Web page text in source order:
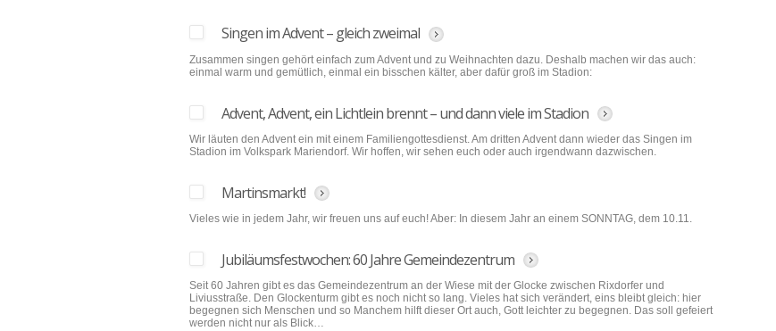
Singen im Advent – gleich zweimal
Zusammen singen gehört einfach zum Advent und zu Weihnachten dazu. Deshalb machen wir das auch:
einmal warm und gemütlich, einmal ein bisschen kälter, aber dafür groß im Stadion:
Advent, Advent, ein Lichtlein brennt – und dann viele im Stadion
Wir läuten den Advent ein mit einem Familiengottesdienst. Am dritten Advent dann wieder das Singen im
Stadion im Volkspark Mariendorf. Wir hoffen, wir sehen euch oder auch irgendwann dazwischen.
Martinsmarkt!
Vieles wie in jedem Jahr, wir freuen uns auf euch! Aber: In diesem Jahr an einem SONNTAG, dem 10.11.
Jubiläumsfestwochen: 60 Jahre Gemeindezentrum
Seit 60 Jahren gibt es das Gemeindezentrum an der Wiese mit der Glocke zwischen Rixdorfer und
Liviusstraße. Den Glockenturm gibt es noch nicht so lang. Vieles hat sich verändert, eins bleibt gleich: hier
begegnen sich Menschen und so Manchem hilft dieser Ort auch, Gott leichter zu begegnen. Das soll gefeiert
werden nicht nur als Blick…